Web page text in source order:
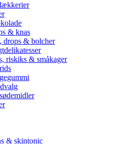
& knas
drops & bolcher
riskiks & småkager
& skintonic